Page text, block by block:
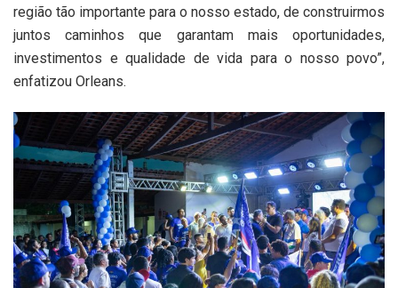
região tão importante para o nosso estado, de construirmos
juntos caminhos que garantam mais oportunidades,
investimentos e qualidade de vida para o nosso povo”,
enfatizou Orleans.